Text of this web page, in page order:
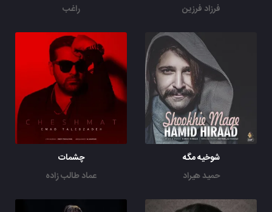
فرزاد فرزین
راغب
شوخیه مگه
حمید هیراد
چشمات
عماد طالب زاده